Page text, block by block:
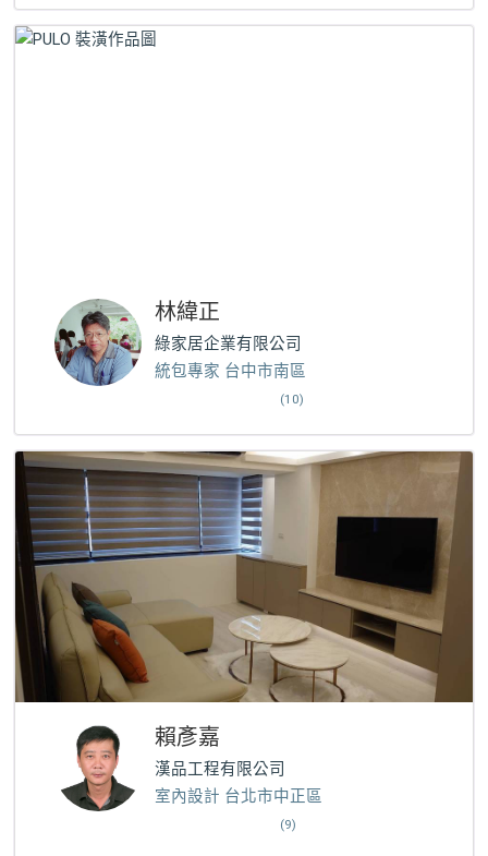
林緯正
綠家居企業有限公司
統包專家 台中市南區
(10)
賴彥嘉
漢品工程有限公司
室內設計 台北市中正區
(9)